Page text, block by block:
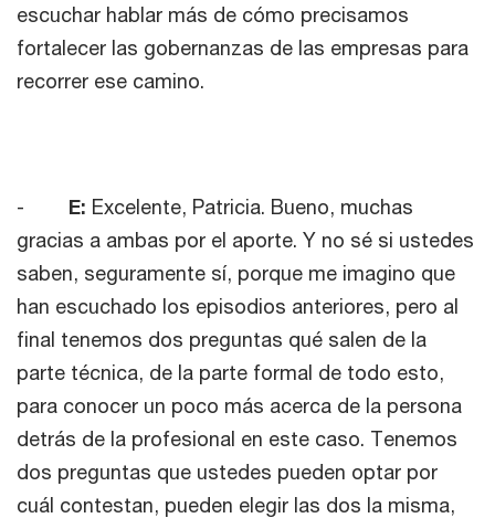
escuchar hablar más de cómo precisamos
fortalecer las gobernanzas de las empresas para
recorrer ese camino.
- E: Excelente, Patricia. Bueno, muchas
gracias a ambas por el aporte. Y no sé si ustedes
saben, seguramente sí, porque me imagino que
han escuchado los episodios anteriores, pero al
final tenemos dos preguntas qué salen de la
parte técnica, de la parte formal de todo esto,
para conocer un poco más acerca de la persona
detrás de la profesional en este caso. Tenemos
dos preguntas que ustedes pueden optar por
cuál contestan, pueden elegir las dos la misma,